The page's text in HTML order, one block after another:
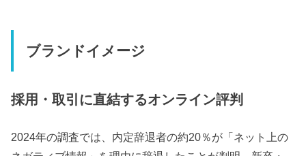
ブランドイメージ
採用・取引に直結するオンライン評判
2024年の調査では、内定辞退者の約20％が「ネット上の